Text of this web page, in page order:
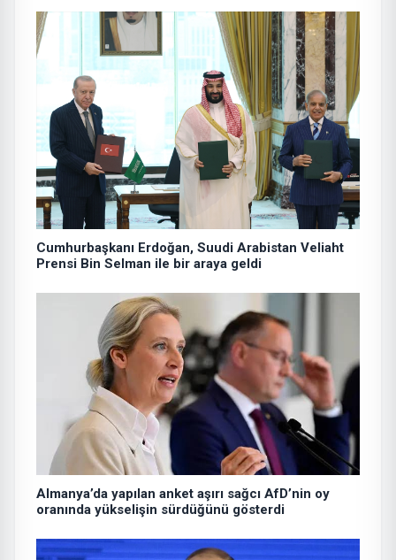
Cumhurbaşkanı Erdoğan, Suudi Arabistan Veliaht
Prensi Bin Selman ile bir araya geldi
Almanya’da yapılan anket aşırı sağcı AfD’nin oy
oranında yükselişin sürdüğünü gösterdi